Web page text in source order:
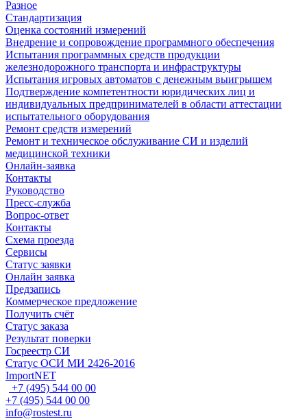
Разное
Стандартизация
Оценка состояний измерений
Внедрение и сопровождение программного обеспечения
Испытания программных средств продукции
железнодорожного транспорта и инфраструктуры
Испытания игровых автоматов с денежным выигрышем
Подтверждение компетентности юридических лиц и
индивидуальных предпринимателей в области аттестации
испытательного оборудования
Ремонт средств измерений
Ремонт и техническое обслуживание СИ и изделий
медицинской техники
Онлайн-заявка
Контакты
Руководство
Пресс-служба
Вопрос-ответ
Контакты
Схема проезда
Сервисы
Статус заявки
Онлайн заявка
Предзапись
Коммерческое предложение
Получить счёт
Статус заказа
Результат поверки
Госреестр СИ
Статус ОСИ МИ 2426-2016
ImportNET
+7 (495) 544 00 00
+7 (495) 544 00 00
info@rostest.ru